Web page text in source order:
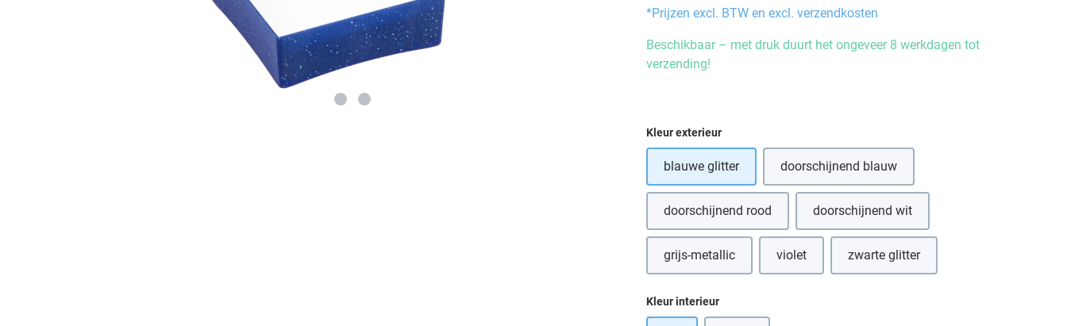
*Prijzen excl. BTW en excl. verzendkosten
Beschikbaar – met druk duurt het ongeveer 8 werkdagen tot
verzending!
Selecteer
Kleur exterieur
blauwe glitter doorschijnend blauw
doorschijnend rood doorschijnend wit
grijs-metallic(Deze optie is momenteel niet beschikbaar.)
violet zwarte glitter(Deze optie is momenteel niet
Selecteer
Kleur interieur